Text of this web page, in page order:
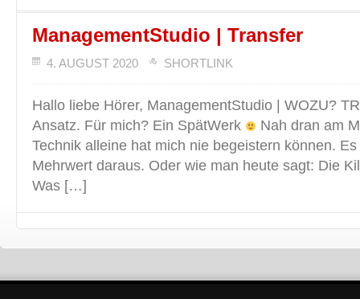
ManagementStudio | Transfer
4. AUGUST 2020 SHORTLINK
Hallo liebe Hörer, ManagementStudio | WOZU?
Ansatz. Für mich? Ein SpätWerk
Nah dran am
Technik alleine hat mich nie begeistern können.
Mehrwert daraus. Oder wie man heute sagt: Die
Was […]